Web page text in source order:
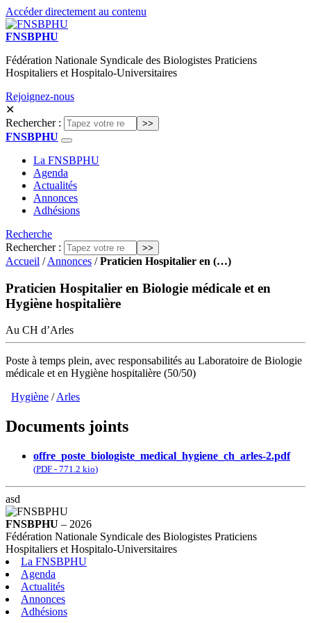
Accéder directement au contenu
FNSBPHU
Fédération Nationale Syndicale des Biologistes Praticiens
Hospitaliers et Hospitalo-Universitaires
Rejoignez-nous
✕
Rechercher :
FNSBPHU
La FNSBPHU
Agenda
Actualités
Annonces
Adhésions
Recherche
Rechercher :
Accueil /Annonces /Praticien Hospitalier en (…)
Praticien Hospitalier en Biologie médicale et en
Hygiène hospitalière
Au CH d’Arles
Poste à temps plein, avec responsabilités au Laboratoire de Biologie
médicale et en Hygiène hospitalière (50/50)
Hygiène /Arles
Documents joints
offre_poste_biologiste_medical_hygiene_ch_arles-2.pdf
(PDF - 771.2 kio)
asd
FNSBPHU – 2026
Fédération Nationale Syndicale des Biologistes Praticiens
Hospitaliers et Hospitalo-Universitaires
La FNSBPHU
Agenda
Actualités
Annonces
Adhésions